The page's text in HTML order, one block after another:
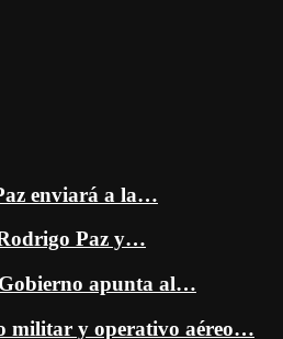
enviará a la…
Paz y…
apunta al…
militar y operativo aéreo…